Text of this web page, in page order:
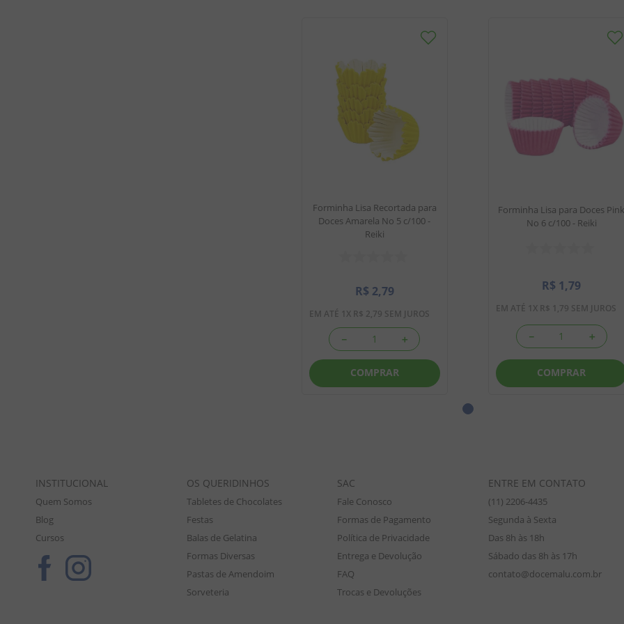
Forminha Lisa Recortada para
Doces Amarela No 5 c/100 -
Reiki
R$ 2,79
EM ATÉ 1 X R$ 2,79 SEM JUROS
＋
－
COMPRAR
Forminha Lisa para Doces
No 6 c/100 - Reiki
R$ 1,79
EM ATÉ 1 X R$ 1 ,79 SEM JUROS
＋
－
COMPRAR
INSTITUCIONAL
Quem Somos
Blog
Cursos
OS QUERIDINHOS
Tabletes de Chocolates
Festas
Balas de Gelatina
Formas Diversas
Pastas de Amendoim
Sorveteria
SAC
Fale Conosco
Formas de Pagamento
Política de Privacidade
Entrega e Devolução
FAQ
Trocas e Devoluções
ENTRE EM CONTATO
(11) 2206-4435
Segunda à Sexta
Das 8h às 18h
Sábado das 8h às 17h
contato@docemalu.com.br